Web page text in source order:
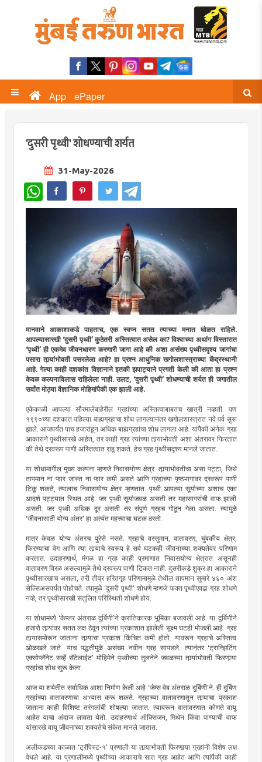
App ePaper
'दुसरी पृथ्वी' शोधण्याची शर्यत
31-May-2026
WhatsApp
मानवाने आकाशाकडे पाहताच, एक स्वप्न सतत त्याच्या मनात घोळत राहिले.
आपल्यासारखी ‘दुसरी पृथ्वी’ कुठेतरी अस्तित्वात असेल का? विश्वाच्या अथांग विस्तारात
‘पृथ्वी’ ही एकमेव जीवनधारण करणारी जागा आहे की अशा असंख्य पृथ्वीसदृश्य जागांचा
पसारा तार्‍यांभोवती पसरलेला आहे? हा प्रश्न आधुनिक खगोलशास्त्राच्या केंद्रस्थानी
आहे. गेल्या काही दशकांत विज्ञानाने इतकी झपाट्याने प्रगती केली की आता हा प्रश्न
केवळ कल्पनाविलास राहिलेला नाही. उलट, ‘दुसरी पृथ्वी’ शोधण्याची शर्यत ही जगातील
सर्वांत मोठ्या वैज्ञानिक मोहिमांपैकी एक झाली आहे.
एकेकाळी आपल्या सौरमालेबाहेरील ग्रहांच्या अस्तित्वाबाबतच खात्री नव्हती. पण
१९९०च्या दशकात पहिल्या बाह्यग्रहाचा शोध लागल्यानंतर खगोलशास्त्रात नवे पर्व सुरू
झाले. आजपर्यंत पाच हजारांहून अधिक बाह्यग्रहांचा शोध लागला आहे. यांपैकी अनेक ग्रह
आकाराने पृथ्वीसारखे आहेत, तर काही ग्रह त्यांच्या तार्‍याभोवती अशा अंतरावर फिरतात
की तेथे द्रवरूप पाणी अस्तित्वात राहू शकते. हेच ग्रह पृथ्वीसदृश्य मानले जातात.
या शोधामागील मुख्य कल्पना म्हणजे निवासयोग्य क्षेत्र. तार्‍याभोवतीचा असा पट्टा, जिथे
तापमान ना फार जास्त ना फार कमी असते आणि ग्रहाच्या पृष्ठभागावर द्रवरूप पाणी
टिकू शकते, त्यालाच निवासयोग्य क्षेत्र म्हणतात. पृथ्वी आपल्या सूर्याच्या अशाच एका
आदर्श पट्ट्यात स्थित आहे. जर पृथ्वी सूर्याजवळ असती तर महासागरांची वाफ झाली
असती. जर पृथ्वी अधिक दूर असती तर संपूर्ण ग्रहच गोठून गेला असता. त्यामुळे
‘जीवनासाठी योग्य अंतर’ हा अत्यंत महत्त्वाचा घटक ठरतो.
मात्र केवळ योग्य अंतरच पुरेसे नसते. ग्रहाचे वस्तुमान, वातावरण, चुंबकीय क्षेत्र,
फिरण्याचा वेग आणि त्या तार्‍याचे स्वरूप हे सर्व घटकही जीवनाच्या शक्यतेवर परिणाम
करतात. उदाहरणार्थ, मंगळ हा ग्रह काही प्रमाणात निवासयोग्य क्षेत्रात असूनही
वातावरण विरळ असल्यामुळे तेथे द्रवरूप पाणी टिकत नाही. दुसरीकडे शुक्र हा आकाराने
पृथ्वीसारखाच असला, तरी तीव्र हरितगृह परिणामामुळे तेथील तापमान सुमारे ४६० अंश
सेल्सिअसपर्यंत पोहोचते. त्यामुळे ‘दुसरी पृथ्वी’ शोधणे म्हणजे फक्त पृथ्वीएवढा ग्रह शोधणे
नव्हे, तर पृथ्वीसारखी संतुलित परिस्थिती शोधणे होय.
या शोधामध्ये ‘केप्लर अंतराळ दुर्बिणी’ने क्रांतिकारक भूमिका बजावली आहे. या दुर्बिणीने
हजारो तार्‍यांवर सतत लक्ष ठेवून त्यांच्या प्रकाशात झालेली सूक्ष्म घटही मोजली आहे. ग्रह
तार्‍यासमोरून जाताना तार्‍याचा प्रकाश किंचित कमी होतो. यावरून ग्रहाचे अस्तित्व
ओळखले जाते. याच पद्धतीमुळे असंख्य नवीन ग्रह सापडले. त्यानंतर ‘ट्रान्झिटिंग
एक्सोप्लॅनेट सर्व्हे सॅटेलाईट’ मोहिमेने पृथ्वीच्या तुलनेने जवळच्या तार्‍यांभोवती फिरणार्‍या
ग्रहांचा शोध सुरू केला.
आज या शर्यतीत सर्वाधिक आशा निर्माण केली आहे ‘जेम्स वेब अंतराळ दुर्बिणी’ने. ही दुर्बिण
ग्रहांच्या वातावरणाचा अभ्यास करू शकते. ग्रहाच्या वातावरणातून तार्‍याचा प्रकाश
जाताना काही विशिष्ट तरंगलांबी शोषल्या जातात. त्यावरून वातावरणात कोणते वायू
आहेत याचा अंदाज लावता येतो. उदाहरणार्थ ऑक्सिजन, मिथेन किंवा पाण्याची वाफ
यांसारखे वायू जीवनाच्या शक्यतेचे संकेत मानले जातात.
अलीकडच्या काळात ‘ट्रॅपिस्ट-१’ प्रणाली या तार्‍याभोवती फिरणार्‍या ग्रहांनी विशेष लक्ष
वेधले आहे. या प्रणालीमध्ये पृथ्वीच्या आकाराचे सात ग्रह आहेत आणि त्यांपैकी काही